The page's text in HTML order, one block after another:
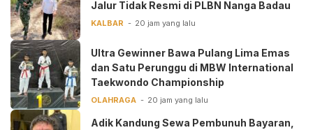
Jalur Tidak Resmi di PLBN Nanga Badau
KALBAR 20 jam yang lalu
Ultra Gewinner Bawa Pulang Lima Emas
dan Satu Perunggu di MBW International
Taekwondo Championship
OLAHRAGA 20 jam yang lalu
Adik Kandung Sewa Pembunuh Bayaran,